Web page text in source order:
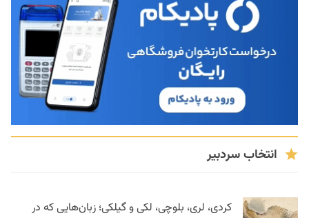
انتخاب سردبیر
کردی، لری، بلوچی، لکی و گیلکی؛ زبان‌هایی که در